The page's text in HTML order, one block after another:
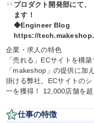
プロダクト開発部にて、
ます！
◆Engineer Blog
https://
企業・求人の特色
「売れる」ECサイトを構
「makeshop」の提供に加
掛ける弊社。ECサイトの
一を獲得！ 12,000店舗を
仕事の特徴